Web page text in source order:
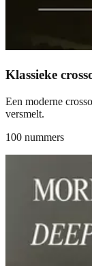
Klassieke
Een moderne
versmelt.
100 nummers